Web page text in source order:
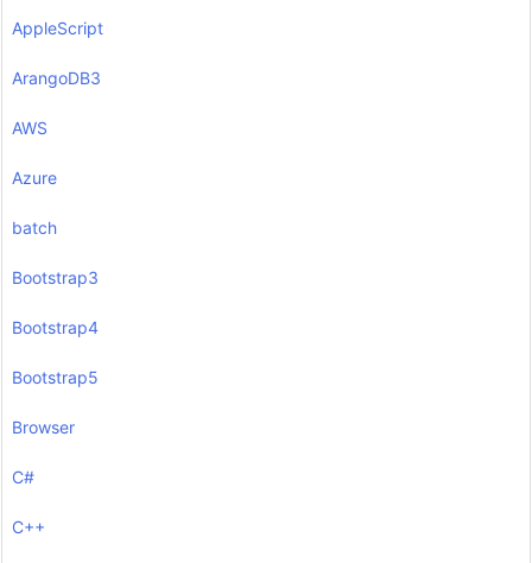
AppleScript
ArangoDB3
AWS
Azure
batch
Bootstrap3
Bootstrap4
Bootstrap5
Browser
C#
C++